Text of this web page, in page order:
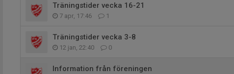
Träningstider vecka 16-21
7 apr, 17:46 1
Träningstider vecka 3-8
12 jan, 22:40 0
Information från föreningen